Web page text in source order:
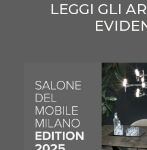
LEGGI GLI